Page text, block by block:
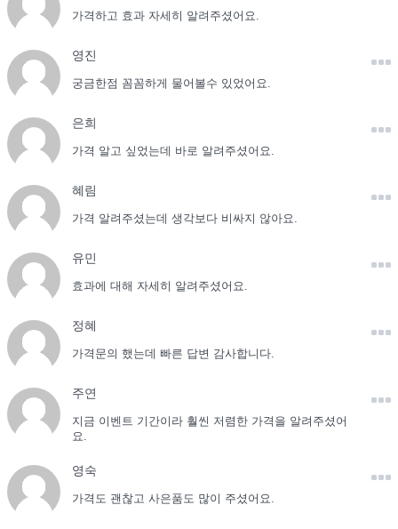
가격하고 효과 자세히 알려주셨어요.
영진
궁금한점 꼼꼼하게 물어볼수 있었어요.
은희
가격 알고 싶었는데 바로 알려주셨어요.
혜림
가격 알려주셨는데 생각보다 비싸지 않아요.
유민
효과에 대해 자세히 알려주셨어요.
정혜
가격문의 했는데 빠른 답변 감사합니다.
주연
지금 이벤트 기간이라 훨씬 저렴한 가격을 알려주셨어
요.
영숙
가격도 괜찮고 사은품도 많이 주셨어요.